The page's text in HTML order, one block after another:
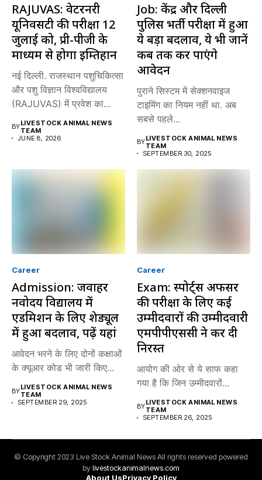
RAJUVAS: वेटरनरी
यूनिवर्सिटी की परीक्षा 12
जुलाई को, प्री-पीजी के
माध्यम से होगा इम्तिहान
नई दिल्ली. राजस्थान पशुचिकित्सा
और पशु विज्ञान विश्वविद्यालय
(RAJUVAS) में प्रवेश का...
BYLIVESTOCK ANIMAL NEWS
TEAM
JUNE 8, 2026
Job: केंद्र और दिल्ली
पुलिस भर्ती परीक्षा में हुआ
ये बड़ा बदलाव, ये भी जानें
कब तक कर पाएंगे
आवेदन
पुराने सिस्टम में सेक्शनवाइज
टाइमिंग का नियम नहीं था. अब
सबसे पहले...
BYLIVESTOCK ANIMAL NEWS
TEAM
SEPTEMBER 30, 2025
Career
Admission: जवाहर
नवोदय विद्यालय में
एडमिशन के लिए शेड्यूल
में हुआ बदलाव, पढ़ें यहां
आवेदन भरने के लिए दोनों कक्षाओं
के क्यूआर कोड भी जारी किए...
BYLIVESTOCK ANIMAL NEWS
TEAM
SEPTEMBER 29, 2025
Career
Exam: स्पोर्ट्स अफसर
की परीक्षा के लिए कई
उम्मीदवारों की उम्मीदवारी
एमपीपीएससी ने कर दी
निरस्त
आयोग की ओर से ये साफ कहा
गया है कि जिन उम्मीदवारों...
BYLIVESTOCK ANIMAL NEWS
TEAM
SEPTEMBER 26, 2025
© Copyright 2023 Live Stock Animal News All rights reserved powered
bylivestockanimalnews.com
About UsPrivacy Policy